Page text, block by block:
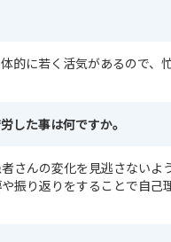
的に若く活気があるので、
した事は何ですか。
さんの変化を見逃さないよ
振り返りをすることで自己